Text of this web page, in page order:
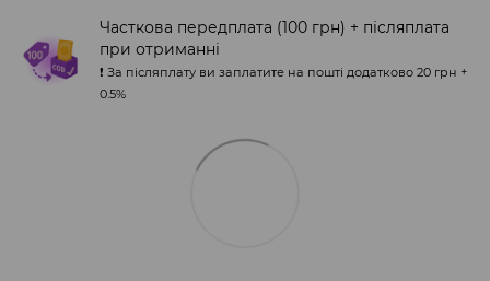
Часткова передплата (100 грн) + післяплата
при отриманні
❗️ За післяплату ви заплатите на пошті додатково 20 грн +
0.5%